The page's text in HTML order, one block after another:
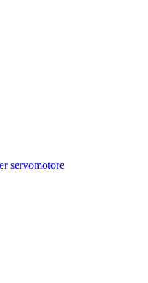
servomotore